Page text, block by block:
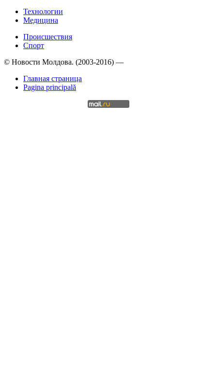
Технологии
Медицина
Происшествия
Спорт
© Новости Молдова. (2003-2016) —
Главная страница
Pagina principală